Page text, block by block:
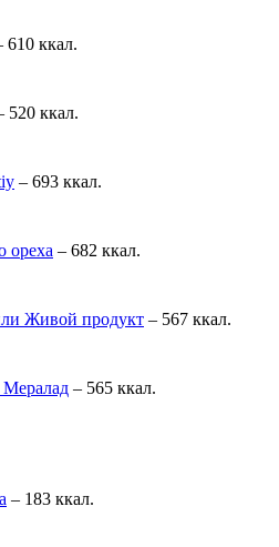
610 ккал.
520 ккал.
– 693 ккал.
ореха – 682 ккал.
Живой продукт – 567 ккал.
Мералад – 565 ккал.
– 183 ккал.